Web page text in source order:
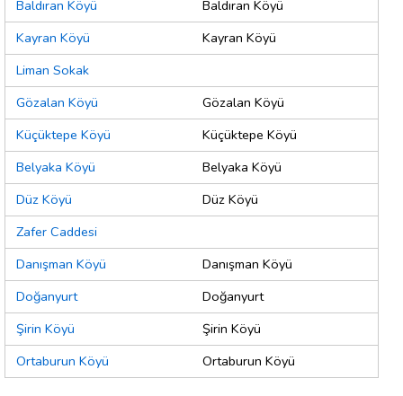
Baldıran Köyü
Baldıran Köyü
Kayran Köyü
Kayran Köyü
Liman Sokak
Gözalan Köyü
Gözalan Köyü
Küçüktepe Köyü
Küçüktepe Köyü
Belyaka Köyü
Belyaka Köyü
Düz Köyü
Düz Köyü
Zafer Caddesi
Danışman Köyü
Danışman Köyü
Doğanyurt
Doğanyurt
Şirin Köyü
Şirin Köyü
Ortaburun Köyü
Ortaburun Köyü